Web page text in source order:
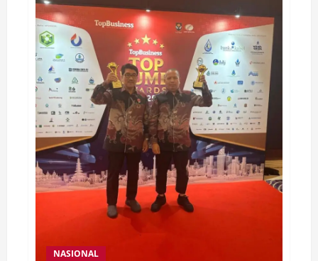
Akibat,
AA
Oknum
SMPN
Kotabumi
Dilaporkan
EA
(44)
Ke
Polres
Lampung
Utara
NASIONAL